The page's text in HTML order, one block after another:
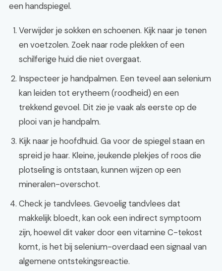
een handspiegel.
Verwijder je sokken en schoenen. Kijk naar je tenen
en voetzolen. Zoek naar rode plekken of een
schilferige huid die niet overgaat.
Inspecteer je handpalmen. Een teveel aan selenium
kan leiden tot erytheem (roodheid) en een
trekkend gevoel. Dit zie je vaak als eerste op de
plooi van je handpalm.
Kijk naar je hoofdhuid. Ga voor de spiegel staan en
spreid je haar. Kleine, jeukende plekjes of roos die
plotseling is ontstaan, kunnen wijzen op een
mineralen-overschot.
Check je tandvlees. Gevoelig tandvlees dat
makkelijk bloedt, kan ook een indirect symptoom
zijn, hoewel dit vaker door een vitamine C-tekost
komt, is het bij selenium-overdaad een signaal van
algemene ontstekingsreactie.